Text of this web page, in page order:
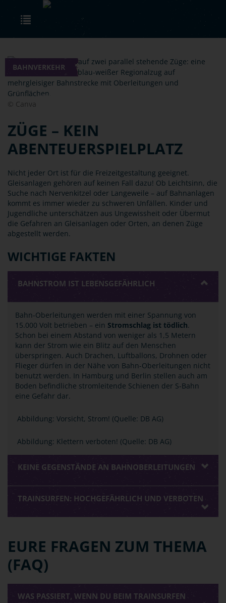
Skip to main content
BAHNVERKEHR
© Canva
ZÜGE – KEIN
ABENTEUERSPIELPLATZ
Nicht jeder Ort ist für die Freizeitgestaltung geeignet.
Gleisanlagen gehören auf keinen Fall dazu! Ob Leichtsinn, die
Suche nach Nervenkitzel oder Langeweile – auf Bahnanlagen
kommt es immer wieder zu schweren Unfällen. Kinder und
Jugendliche unterschätzen aus Ungewissheit oder Übermut
die Gefahren an Gleisanlagen oder Orten, an denen Züge
abgestellt werden.
WICHTIGE FAKTEN
BAHNSTROM IST LEBENSGEFÄHRLICH
Bahn-Oberleitungen werden mit einer Spannung von
15.000 Volt betrieben ­– ein Stromschlag ist tödlich.
Schon bei einem Abstand von weniger als 1,5 Metern
kann der Strom wie ein Blitz auf den Menschen
überspringen. Auch Drachen, Luftballons, Drohnen oder
Flieger dürfen in der Nähe von Bahn-Oberleitungen nicht
benutzt werden. In Hamburg und Berlin stellen auch am
Boden befindliche stromleitende Schienen der S-Bahn
eine Gefahr dar.
Abbildung: Vorsicht, Strom! (Quelle: DB AG)
Abbildung: Klettern verboten! (Quelle: DB AG)
KEINE GEGENSTÄNDE AN BAHNOBERLEITUNGEN
TRAINSURFEN: HOCHGEFÄHRLICH UND VERBOTEN
EURE FRAGEN ZUM THEMA
(FAQ)
WAS PASSIERT, WENN DU BEIM TRAINSURFEN